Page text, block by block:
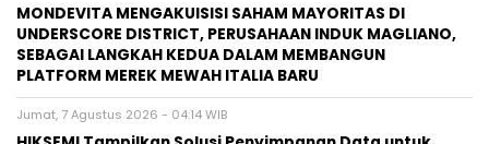
Seluruh Skenario di Ajang DTI Indonesia 2026, Dukung
Pengembangan AI di Asia Tenggara
Jumat, 7 Agustus 2026 - 00:42 WIB
Huawei Jadi Mitra bagi Ajang GSMA M360 ASEAN 2026
Kamis, 6 Agustus 2026 - 17:00 WIB